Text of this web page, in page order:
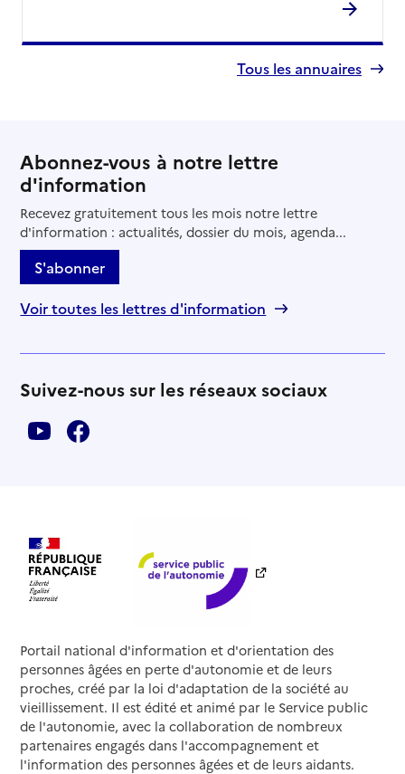
Tous les annuaires
Abonnez-vous à notre lettre
d'information
Recevez gratuitement tous les mois notre lettre
d'information : actualités, dossier du mois, agenda...
S'abonner
Voir toutes les lettres d'information
Suivez-nous sur les réseaux sociaux
Portail national d'information et d'orientation des
personnes âgées en perte d'autonomie et de leurs
proches, créé par la loi d'adaptation de la société au
vieillissement. Il est édité et animé par le Service public
de l'autonomie, avec la collaboration de nombreux
partenaires engagés dans l'accompagnement et
l'information des personnes âgées et de leurs aidants.